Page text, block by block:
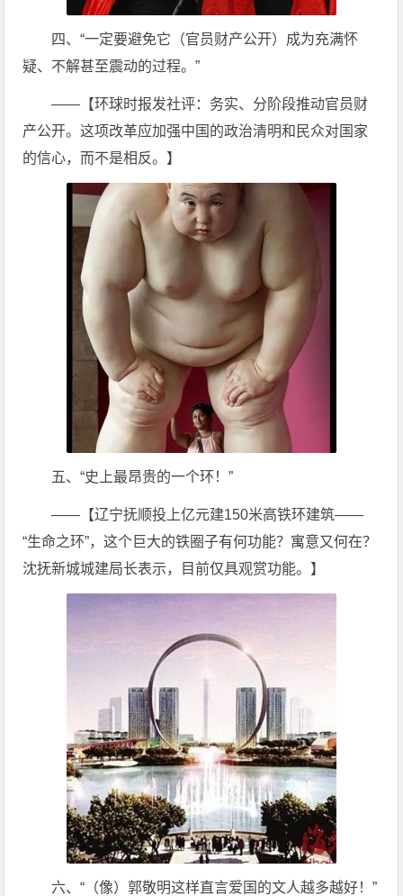
四、“一定要避免它（官员财产公开）成为充满怀
疑、不解甚至震动的过程。”
——【环球时报发社评：务实、分阶段推动官员财
产公开。这项改革应加强中国的政治清明和民众对国家
的信心，而不是相反。】
五、“史上最昂贵的一个环！”
——【辽宁抚顺投上亿元建150米高铁环建筑——
“生命之环”，这个巨大的铁圈子有何功能？寓意又何在？
沈抚新城城建局长表示，目前仅具观赏功能。】
六、“（像）郭敬明这样直言爱国的文人越多越好！”